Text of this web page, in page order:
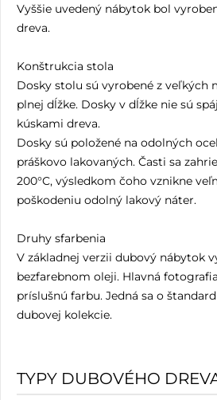
Vyššie uvedený nábytok bol
dreva.
Konštrukcia stola
Dosky stolu sú vyrobené z veľkých
plnej dĺžke. Dosky v dĺžke nie sú
kúskami dreva.
Dosky sú položené na odolných
práškovo lakovaných. Časti sa
200°C, výsledkom čoho vznikne
poškodeniu odolný lakový náter.
Druhy sfarbenia
V základnej verzii dubový nábytok
bezfarebnom oleji. Hlavná
príslušnú farbu. Jedná sa o
dubovej kolekcie.
TYPY DUBOVÉHO